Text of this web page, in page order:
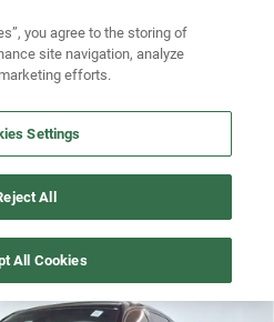
Ubicación
you agree to the storing of
site navigation, analyze
efforts.
Settings
All
All Cookies